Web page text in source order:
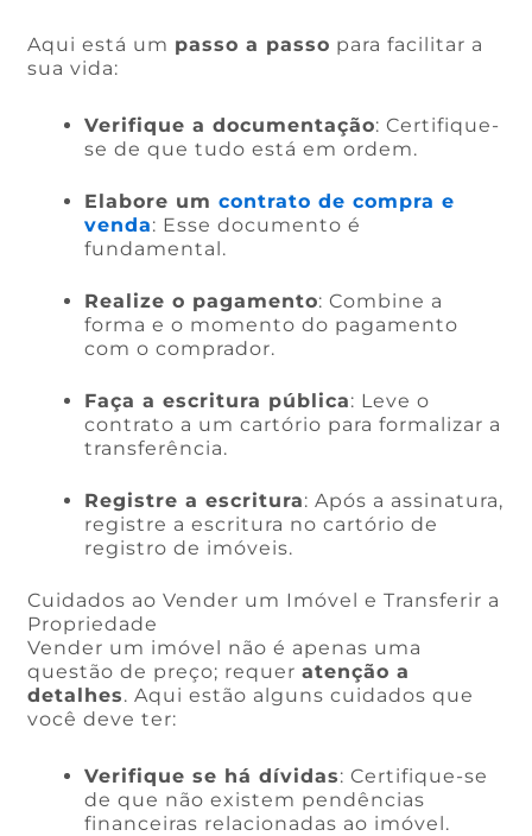
Aqui está um passo a passo para facilitar a
sua vida:
Verifique a documentação: Certifique-
se de que tudo está em ordem.
Elabore umcontrato de compra e
venda: Esse documento é
fundamental.
Realize o pagamento: Combine a
forma e o momento do pagamento
com o comprador.
Faça a escritura pública: Leve o
contrato a um cartório para formalizar a
transferência.
Registre a escritura: Após a assinatura,
registre a escritura no cartório de
registro de imóveis.
Cuidados ao Vender um Imóvel e Transferir a
Propriedade
Vender um imóvel não é apenas uma
questão de preço; requeratenção a
detalhes. Aqui estão alguns cuidados que
você deve ter:
Verifique se há dívidas: Certifique-se
de que não existem pendências
financeiras relacionadas ao imóvel.